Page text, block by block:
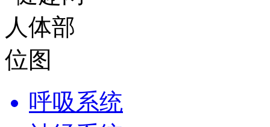
呼吸系统